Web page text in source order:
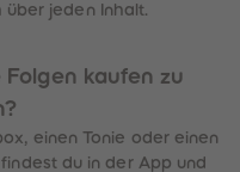
über jeden Inhalt.
kaufen zu
einen Tonie oder einen
du in der App und